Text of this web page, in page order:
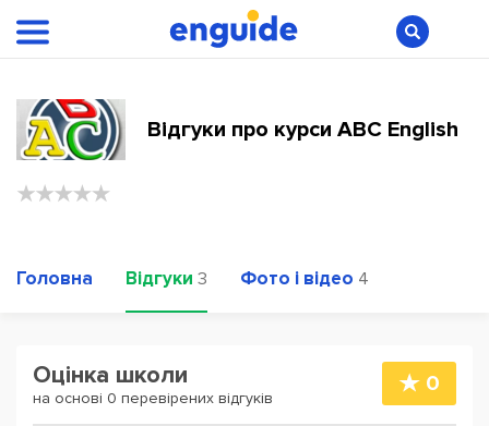
Відгуки про курси ABC English
Головна Відгуки 3 Фото і відео 4
Оцінка школи
на основі 0 перевірених відгуків
0